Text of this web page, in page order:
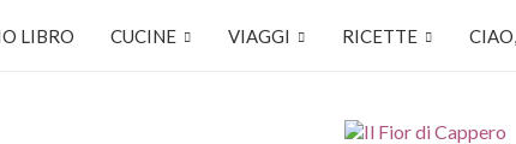
LIBRO CUCINE VIAGGI RICETTE